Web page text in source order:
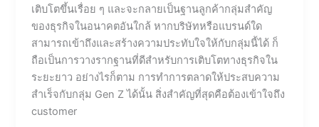
เติบโตขึ้นเรื่อย ๆ และจะกลายเป็นฐานลูกค้ากลุ่มสำคัญ
ของธุรกิจในอนาคตอันใกล้ หากบริษัทหรือแบรนด์ใด
สามารถเข้าถึงและสร้างความประทับใจให้กับกลุ่มนี้ได้ ก็
ถือเป็นการวางรากฐานที่ดีสำหรับการเติบโตทางธุรกิจใน
ระยะยาว อย่างไรก็ตาม การทำการตลาดให้ประสบความ
สำเร็จกับกลุ่ม Gen Z ได้นั้น สิ่งสำคัญที่สุดคือต้องเข้าใจถึง
customer